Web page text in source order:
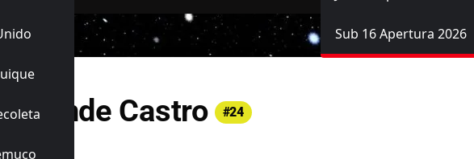
Sub 16 Apertura 2026
Castro #24